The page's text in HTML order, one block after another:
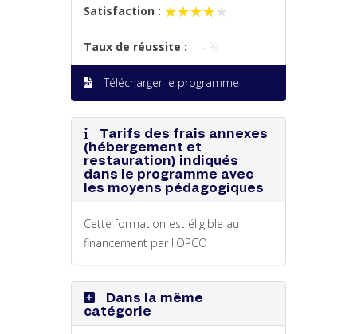
Satisfaction : ★★★★★
★★★★★
Taux de réussite :
Télécharger le programme
Tarifs des frais annexes
(hébergement et
restauration) indiqués
dans le programme avec
les moyens pédagogiques
Cette formation est éligible au
financement par l'OPCO
Dans la même
catégorie